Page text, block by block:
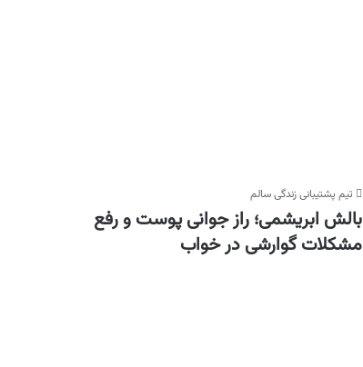
تیم پشتیبانی زندگی سالم
بالش ابریشمی؛ راز جوانی پوست و رفع
مشکلات گوارشی در خواب